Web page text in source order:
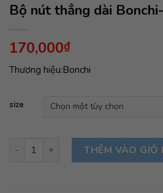
Bộ nút thẳng dài
170,000₫
Thương hiệu:Bonchi
size
Bộ nút thẳng dài Bonchi-Hồng số
THÊM VÀO GIỎ